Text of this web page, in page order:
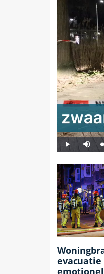
evacuatie